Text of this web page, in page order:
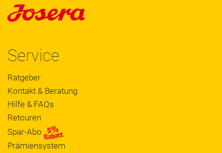
Service
Ratgeber
Kontakt & Beratung
Hilfe & FAQs
Retouren
Spar-Abo
Prämiensystem